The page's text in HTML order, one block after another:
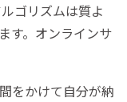
ゴリズムは質よ
す。オンラインサ
かけて自分が納